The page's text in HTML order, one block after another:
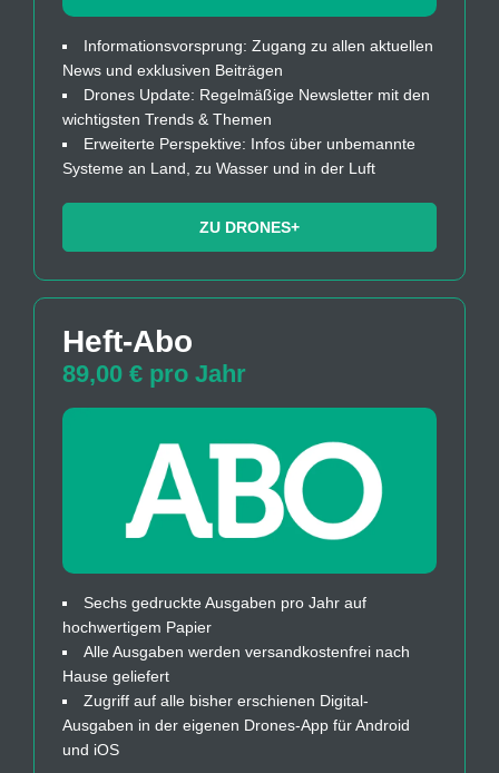
Informationsvorsprung: Zugang zu allen aktuellen
News und exklusiven Beiträgen
Drones Update: Regelmäßige Newsletter mit den
wichtigsten Trends & Themen
Erweiterte Perspektive: Infos über unbemannte
Systeme an Land, zu Wasser und in der Luft
ZU DRONES+
Heft-Abo
89,00 € pro Jahr
Sechs gedruckte Ausgaben pro Jahr auf
hochwertigem Papier
Alle Ausgaben werden versandkostenfrei nach
Hause geliefert
Zugriff auf alle bisher erschienen Digital-
Ausgaben in der eigenen Drones-App für Android
und iOS